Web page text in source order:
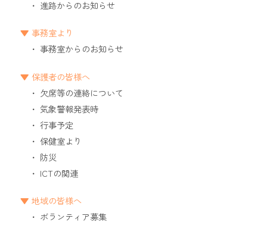
進路からのお知らせ
事務室より
事務室からのお知らせ
保護者の皆様へ
欠席等の連絡について
気象警報発表時
行事予定
保健室より
防災
ICTの関連
地域の皆様へ
ボランティア募集